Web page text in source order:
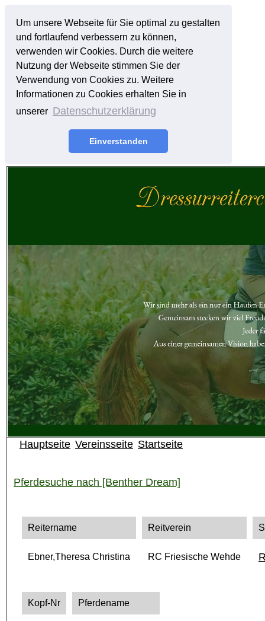
Um unsere Webseite für Sie optimal zu gestalten
und fortlaufend verbessern zu können,
verwenden wir Cookies. Durch die weitere
Nutzung der Webseite stimmen Sie der
Verwendung von Cookies zu. Weitere
Informationen zu Cookies erhalten Sie in
unserer Datenschutzerklärung
Einverstanden
Hauptseite Vereinsseite Startseite
Pferdesuche nach [Benther Dream]
Reitername Reitverein
Ebner,Theresa Christina RC Friesische Wehde
Kopf-Nr Pferdename